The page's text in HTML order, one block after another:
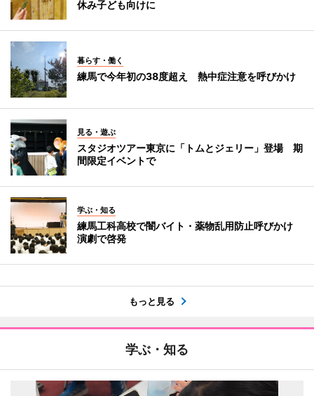
休み子ども向けに
暮らす・働く
練馬で今年初の38度超え 熱中症注意を呼びかけ
見る・遊ぶ
スタジオツアー東京に「トムとジェリー」登場 期
間限定イベントで
学ぶ・知る
練馬工科高校で闇バイト・薬物乱用防止呼びかけ
演劇で啓発
もっと見る
学ぶ・知る